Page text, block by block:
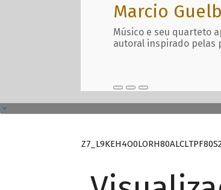
Marcio
Músico e seu quarteto
autoral inspirado pelas